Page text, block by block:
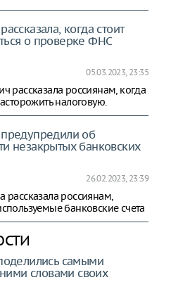
когда стоит
о проверке ФНС
05.03.2023, 23:35
рассказала россиянам, когда
налоговую.
предупредили об
незакрытых банковских
26.02.2023, 23:39
рассказала россиянам,
банковские счета
самыми
словами своих